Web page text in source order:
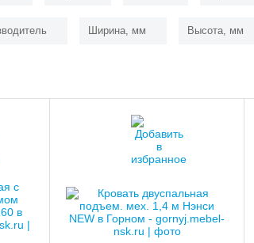
Ширина, мм Высота, мм